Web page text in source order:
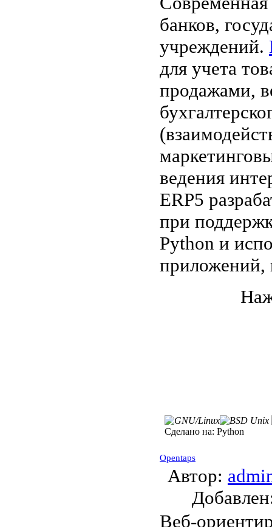
банков,
учреждений.
для учета
продажами,
ведения
ERP5
при
Python и
приложений,
Сделано на: Python
Opentaps
Автор:
Веб-